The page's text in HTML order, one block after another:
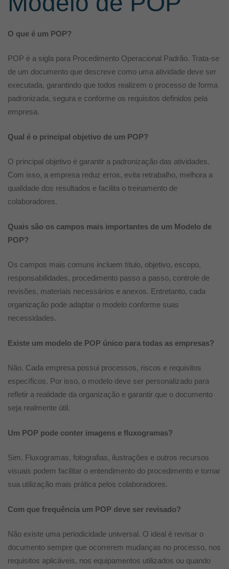
O que é um POP?
POP é a sigla para Procedimento Operacional Padrão. Trata-se
de um documento que descreve como uma atividade deve ser
executada, garantindo que todos realizem o processo de forma
padronizada, segura e conforme os requisitos definidos pela
empresa.
Qual é o principal objetivo de um POP?
O principal objetivo é garantir a padronização das atividades.
Com isso, a empresa reduz erros, evita retrabalho, melhora a
qualidade dos resultados e facilita o treinamento de
colaboradores.
Quais são os campos mais importantes de um Modelo de
POP?
Os campos mais comuns incluem título, objetivo, escopo,
responsabilidades, procedimento passo a passo, controle de
revisões, materiais necessários e anexos. Entretanto, cada
organização pode adaptar o modelo conforme suas
necessidades.
Existe um modelo de POP único para todas as empresas?
Não. Cada empresa possui processos, riscos e requisitos
específicos. Por isso, o modelo deve ser personalizado para
refletir a realidade da organização e garantir que o documento
seja realmente útil.
Um POP pode conter imagens e fluxogramas?
Sim. Fluxogramas, fotografias, ilustrações e outros recursos
visuais podem facilitar o entendimento do procedimento e tornar
sua utilização mais prática pelos colaboradores.
Com que frequência um POP deve ser revisado?
Não existe uma periodicidade universal. O ideal é revisar o
documento sempre que ocorrerem mudanças no processo, nos
requisitos aplicáveis, nos equipamentos utilizados ou quando